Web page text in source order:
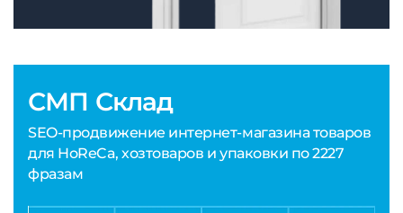
СМП Склад
SEO-продвижение интернет-магазина товаров
для HoReCa, хозтоваров и упаковки по 2227
фразам